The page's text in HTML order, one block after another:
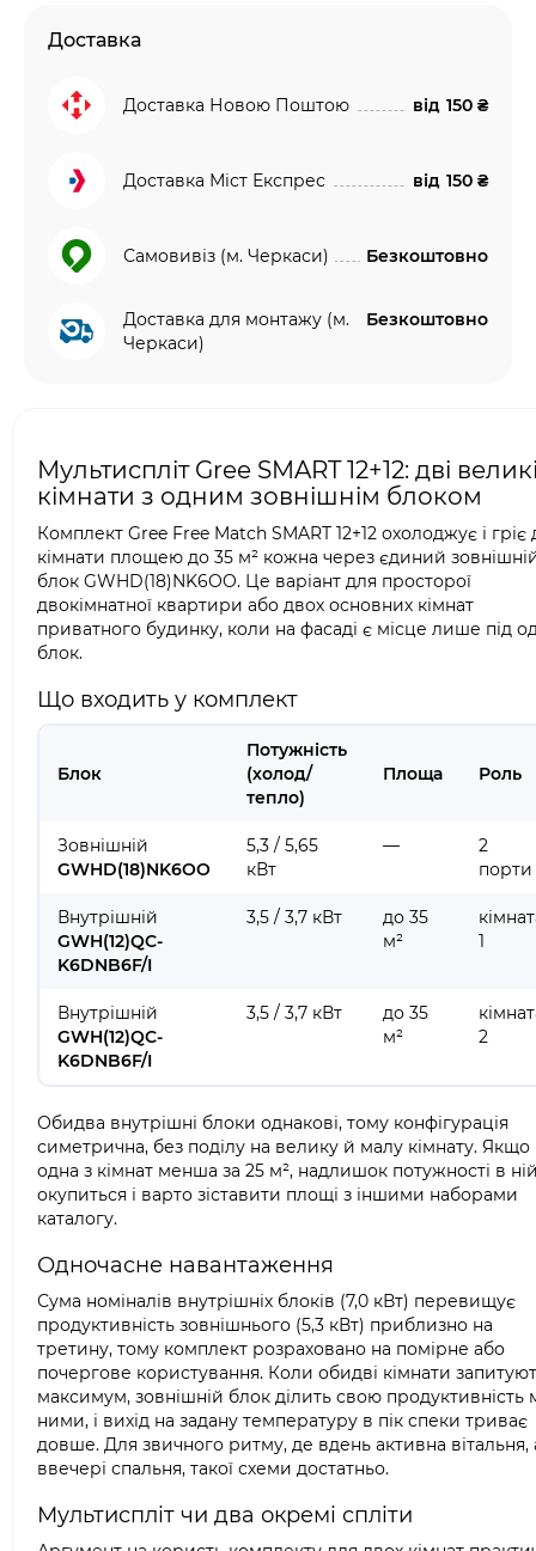
Доставка
Доставка Новою Поштою від 150 ₴
Доставка Міст Експрес від 150 ₴
Самовивіз (м. Черкаси) Безкоштовно
Доставка для монтажу (м.
Черкаси)
Безкоштовно
Мультиспліт Gree SMART 12+12: дві
кімнати з одним зовнішнім блоком
Комплект Gree Free Match SMART 12+12 охолоджує і гріє
кімнати площею до 35 м² кожна через єдиний
блок GWHD(18)NK6OO. Це варіант для просторої
двокімнатної квартири або двох основних кімнат
приватного будинку, коли на фасаді є місце лише під
блок.
Що входить у комплект
Блок
Потужність
(холод/
тепло)
Площа Роль
Зовнішній
GWHD(18)NK6OO
5,3 / 5,65
кВт
—
2
порти
Внутрішній
GWH(12)QC-
K6DNB6F/I
3,5 / 3,7 кВт
до 35
м²
1
Внутрішній
GWH(12)QC-
K6DNB6F/I
3,5 / 3,7 кВт
до 35
м²
2
Обидва внутрішні блоки однакові, тому конфігурація
симетрична, без поділу на велику й малу кімнату. Якщо
одна з кімнат менша за 25 м², надлишок потужності в
окупиться і варто зіставити площі з іншими наборами
каталогу.
Одночасне навантаження
Сума номіналів внутрішніх блоків (7,0 кВт) перевищує
продуктивність зовнішнього (5,3 кВт) приблизно на
третину, тому комплект розраховано на помірне або
почергове користування. Коли обидві кімнати
максимум, зовнішній блок ділить свою продуктивність
ними, і вихід на задану температуру в пік спеки триває
довше. Для звичного ритму, де вдень активна вітальня,
ввечері спальня, такої схеми достатньо.
Мультиспліт чи два окремі спліти